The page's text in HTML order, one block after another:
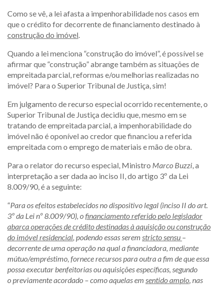
Como se vê, a lei afasta a impenhorabilidade nos casos em
que o crédito for decorrente de financiamento destinado à
construção do imóvel.
Quando a lei menciona “construção do imóvel”, é possível se
afirmar que “construção” abrange também as situações de
empreitada parcial, reformas e/ou melhorias realizadas no
imóvel? Para o Superior Tribunal de Justiça, sim!
Em julgamento de recurso especial ocorrido recentemente, o
Superior Tribunal de Justiça decidiu que, mesmo em se
tratando de empreitada parcial, a impenhorabilidade do
imóvel não é oponível ao credor que financiou a referida
empreitada com o emprego de materiais e mão de obra.
Para o relator do recurso especial, Ministro Marco Buzzi, a
interpretação a ser dada ao inciso II, do artigo 3º da Lei
8.009/90, é a seguinte:
“Para os efeitos estabelecidos no dispositivo legal (inciso II do art.
3º da Lei nº 8.009/90), ofinanciamento referido pelo legislador
abarca operações de crédito destinadas à aquisição ou construção
do imóvel residencial, podendo essas serem stricto sensu –
decorrente de uma operação na qual a financiadora, mediante
mútuo/empréstimo, fornece recursos para outra a fim de que essa
possa executar benfeitorias ou aquisições específicas, segundo
opreviamente acordado – como aquelas em sentido amplo, nas